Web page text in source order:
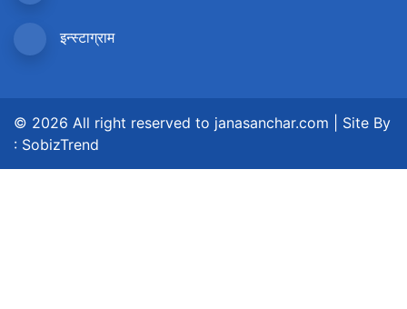
इन्स्टाग्राम
© 2026 All right reserved to janasanchar.com | Site By
: SobizTrend